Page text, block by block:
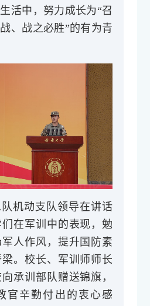
活中，努力成长为“召
、战之必胜”的有为青
机动支队领导在讲话
在军训中的表现，勉
人作风，提升国防素
。校长、军训师师长
承训部队赠送锦旗，
官辛勤付出的衷心感